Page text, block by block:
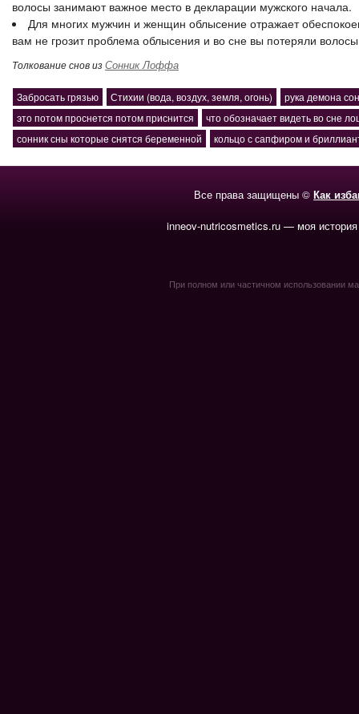
волосы занимают важное место в декларации мужского начала.
Для многих мужчин и женщин облысение отражает
вам не грозит проблема облысения и во сне вы потеряли
Толкование снов изСонник Лоффа
Забросать грязью Стихии (вода, воздух, земля, огонь)
рука демона
это потом проснется потом приснится
что обозначает видеть во сне
сонник сны которые снятся беременной
кольцо с сапфиром и
Все права защищены © Как
inneov-nutricosmetics.ru — моя
При полном или частичном использовании